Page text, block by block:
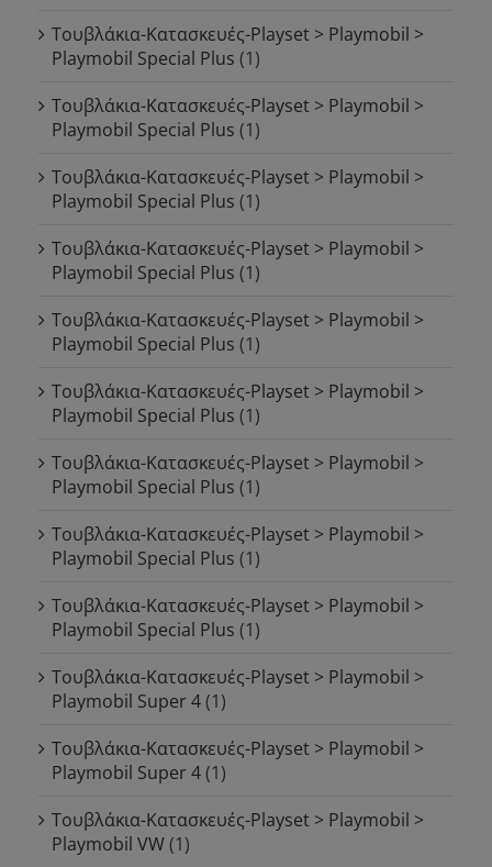
Τουβλάκια-Κατασκευές-Playset > Playmobil >
Playmobil Special Plus (1)
Τουβλάκια-Κατασκευές-Playset > Playmobil >
Playmobil Special Plus (1)
Τουβλάκια-Κατασκευές-Playset > Playmobil >
Playmobil Special Plus (1)
Τουβλάκια-Κατασκευές-Playset > Playmobil >
Playmobil Special Plus (1)
Τουβλάκια-Κατασκευές-Playset > Playmobil >
Playmobil Special Plus (1)
Τουβλάκια-Κατασκευές-Playset > Playmobil >
Playmobil Special Plus (1)
Τουβλάκια-Κατασκευές-Playset > Playmobil >
Playmobil Special Plus (1)
Τουβλάκια-Κατασκευές-Playset > Playmobil >
Playmobil Special Plus (1)
Τουβλάκια-Κατασκευές-Playset > Playmobil >
Playmobil Special Plus (1)
Τουβλάκια-Κατασκευές-Playset > Playmobil >
Playmobil Super 4(1)
Τουβλάκια-Κατασκευές-Playset > Playmobil >
Playmobil Super 4(1)
Τουβλάκια-Κατασκευές-Playset > Playmobil >
Playmobil VW(1)